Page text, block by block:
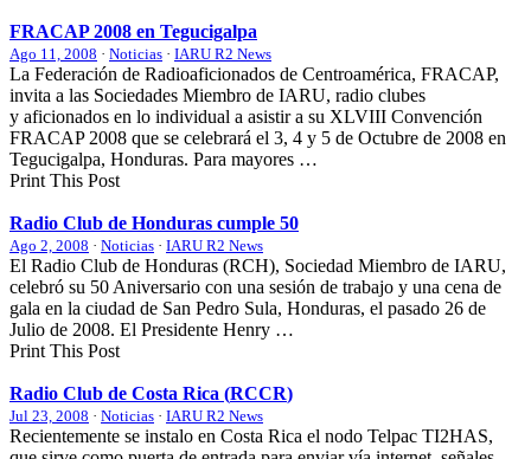
FRACAP2008 en Tegucigalpa
Ago 11, 2008 · Noticias · IARU R2 News
La Federación de Radioaficionados de Centroamérica, FRACAP,
invita a las Sociedades Miembro de IARU, radio clubes
y aficionados en lo individual a asistir a su XLVIII Convención
FRACAP2008 que se celebrará el 3, 4 y 5 de Octubre de 2008 en
Tegucigalpa, Honduras. Para mayores …
Print This Post
Radio Club de Honduras cumple 50
Ago 2, 2008 · Noticias · IARU R2 News
El Radio Club de Honduras (RCH), Sociedad Miembro de IARU,
celebró su 50 Aniversario con una sesión de trabajo y una cena de
gala en la ciudad de San Pedro Sula, Honduras, el pasado 26 de
Julio de 2008. El Presidente Henry …
Print This Post
Radio Club de Costa Rica (RCCR)
Jul 23, 2008 · Noticias · IARU R2 News
Recientemente se instalo en Costa Rica el nodo Telpac TI2HAS,